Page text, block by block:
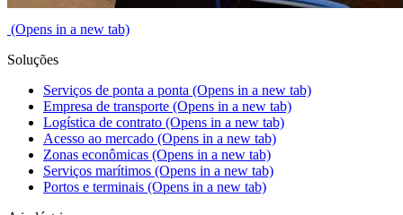
(Opens in a new tab)
Soluções
Serviços de ponta a ponta (Opens in a new tab)
Empresa de transporte (Opens in a new tab)
Logística de contrato (Opens in a new tab)
Acesso ao mercado (Opens in a new tab)
Zonas econômicas (Opens in a new tab)
Serviços marítimos (Opens in a new tab)
Portos e terminais (Opens in a new tab)